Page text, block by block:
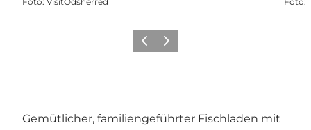
Vorherige Folie
Nächste Folie
Gemütlicher, familiengeführter Fischladen mit